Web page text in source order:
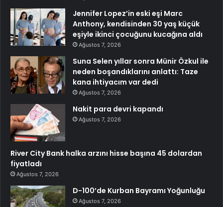
Jennifer Lopez’in eski eşi Marc
Anthony, kendisinden 30 yaş küçük
eşiyle ikinci çocuğunu kucağına aldı
Ağustos 7, 2026
Suna Selen yıllar sonra Münir Özkul ile
neden boşandıklarını anlattı: Taze
kana ihtiyacım var dedi
Ağustos 7, 2026
Nakit para devri kapandı
Ağustos 7, 2026
River City Bank halka arzını hisse başına 45 dolardan
fiyatladı
Ağustos 7, 2026
D-100’de Kurban Bayramı Yoğunluğu
Ağustos 7, 2026